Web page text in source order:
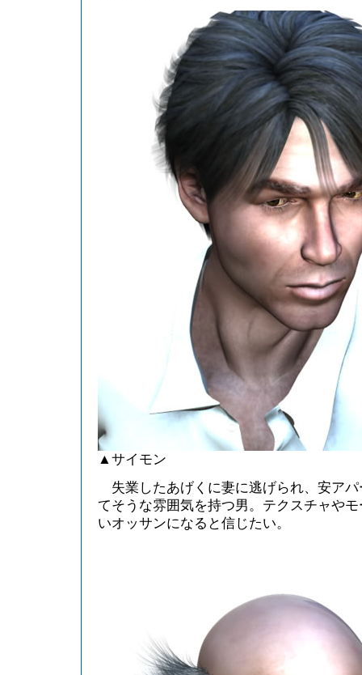
▲サイモン
失業したあげくに妻に逃げられ、安ア
てそうな雰囲気を持つ男。テクスチャや
いオッサンになると信じたい。